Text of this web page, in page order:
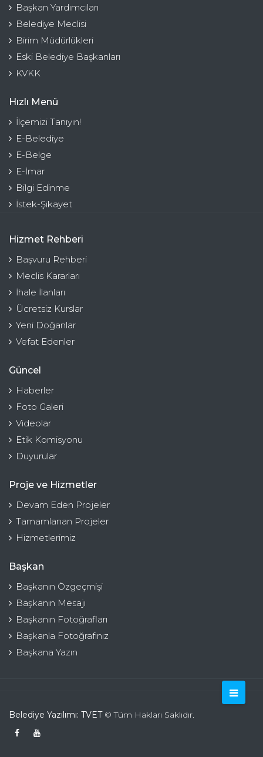
Başkan Yardımcıları
Belediye Meclisi
Birim Müdürlükleri
Eski Belediye Başkanları
KVKK
Hızlı Menü
İlçemizi Tanıyın!
E-Belediye
E-Belge
E-İmar
Bilgi Edinme
İstek-Şikayet
Hizmet Rehberi
Başvuru Rehberi
Meclis Kararları
İhale İlanları
Ücretsiz Kurslar
Yeni Doğanlar
Vefat Edenler
Güncel
Haberler
Foto Galeri
Videolar
Etik Komisyonu
Duyurular
Proje ve Hizmetler
Devam Eden Projeler
Tamamlanan Projeler
Hizmetlerimiz
Başkan
Başkanın Özgeçmişi
Başkanın Mesajı
Başkanın Fotoğrafları
Başkanla Fotoğrafınız
Başkana Yazın
Belediye Yazılımı: TVET© Tüm Hakları Saklıdır.